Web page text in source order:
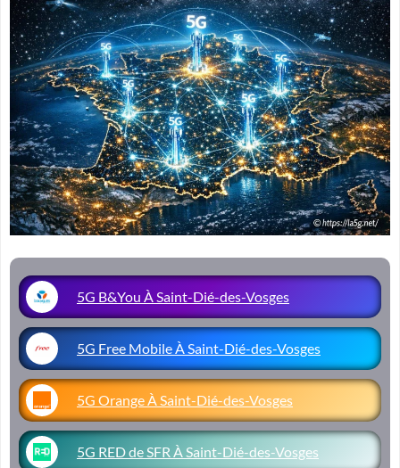
5G B&You À Saint-Dié-des-Vosges
5G Free Mobile À Saint-Dié-des-Vosges
5G Orange À Saint-Dié-des-Vosges
5G RED de SFR À Saint-Dié-des-Vosges